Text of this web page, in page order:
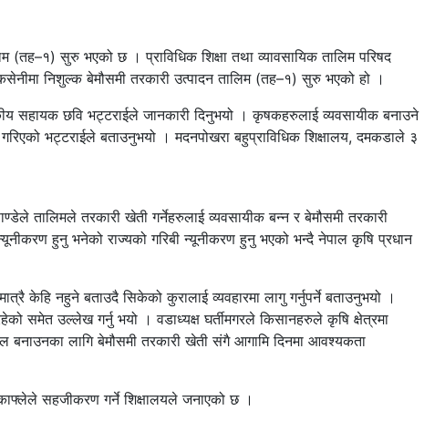
(तह–१) सुरु भएको छ । प्राविधिक शिक्षा तथा व्यावसायिक तालिम परिषद
निशुल्क बेमौसमी तरकारी उत्पादन तालिम (तह–१) सुरु भएको हो ।
सहायक छवि भट्टराईले जानकारी दिनुभयो । कृषकहरुलाई व्यवसायीक बनाउने
भट्टराईले बताउनुभयो । मदनपोखरा बहुप्राविधिक शिक्षालय, दमकडाले ३
तालिमले तरकारी खेती गर्नेहरुलाई व्यवसायीक बन्न र बेमौसमी तरकारी
न्यूनीकरण हुनु भनेको राज्यको गरिबी न्यूनीकरण हुनु भएको भन्दै नेपाल कृषि प्रधान
केहि नहुने बताउदै सिकेको कुरालाई व्यवहारमा लागु गर्नुपर्ने बताउनुभयो ।
समेत उल्लेख गर्नु भयो । वडाध्यक्ष घर्तीमगरले किसानहरुले कृषि क्षेत्रमा
लागि बेमौसमी तरकारी खेती संगै आगामि दिनमा आवश्यकता
सहजीकरण गर्ने शिक्षालयले जनाएको छ ।